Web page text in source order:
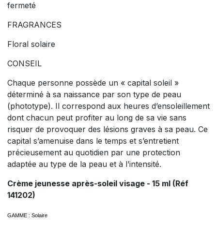
fermeté
FRAGRANCES
Floral solaire
CONSEIL
Chaque personne possède un « capital soleil »
déterminé à sa naissance par son type de peau
(phototype). Il correspond aux heures d’ensoleillement
dont chacun peut profiter au long de sa vie sans
risquer de provoquer des lésions graves à sa peau. Ce
capital s’amenuise dans le temps et s’entretient
précieusement au quotidien par une protection
adaptée au type de la peau et à l’intensité.
Crème jeunesse après-soleil visage - 15 ml (Réf
141202)
GAMME : Solaire